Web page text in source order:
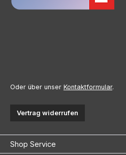
Oder über unser Kontaktformular.
Vertrag widerrufen
Shop Service